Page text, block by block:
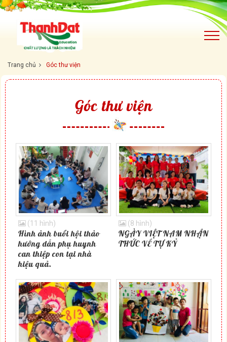
Trang chủ Góc thư viện
Góc thư viện
(11 hình)
Hình ảnh buổi hội thảo
hướng dẫn phụ huynh
can thiệp con tại nhà
hiệu quả.
(8 hình)
NGÀY VIỆT NAM NHẬN
THỨC VỀ TỰ KỶ